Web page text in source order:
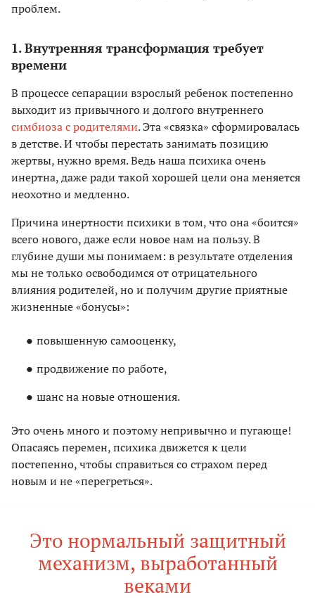
проблем.
1. Внутренняя трансформация требует
времени
В процессе сепарации взрослый ребенок постепенно
выходит из привычного и долгого внутреннего
симбиоза с родителями. Эта «связка» сформировалась
в детстве. И чтобы перестать занимать позицию
жертвы, нужно время. Ведь наша психика очень
инертна, даже ради такой хорошей цели она меняется
неохотно и медленно.
Причина инертности психики в том, что она «боится»
всего нового, даже если новое нам на пользу. В
глубине души мы понимаем: в результате отделения
мы не только освободимся от отрицательного
влияния родителей, но и получим другие приятные
жизненные «бонусы»:
повышенную самооценку,
продвижение по работе,
шанс на новые отношения.
Это очень много и поэтому непривычно и пугающе!
Опасаясь перемен, психика движется к цели
постепенно, чтобы справиться со страхом перед
новым и не «перегреться».
Это нормальный защитный
механизм, выработанный
веками